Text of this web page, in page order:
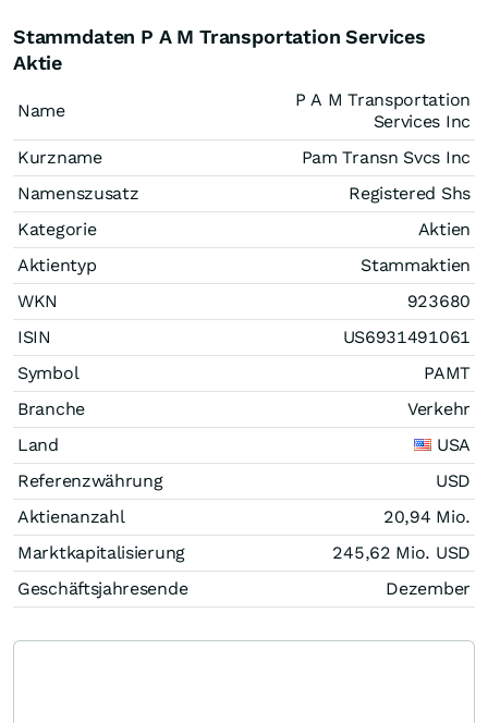
Stammdaten P A M Transportation Services
Aktie
Name
P A M Transportation
Services Inc
Kurzname
Pam Transn Svcs Inc
Namenszusatz
Registered Shs
Kategorie
Aktien
Aktientyp
Stammaktien
WKN
923680
ISIN
US6931491061
Symbol
PAMT
Branche
Verkehr
Land
USA
Referenzwährung
USD
Aktienanzahl
20,94 Mio.
Marktkapitalisierung
245,62 Mio. USD
Geschäftsjahresende
Dezember